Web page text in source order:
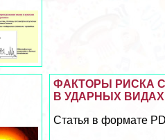
ФАКТОРЫ РИСКА
В УДАРНЫХ
Статья в формате